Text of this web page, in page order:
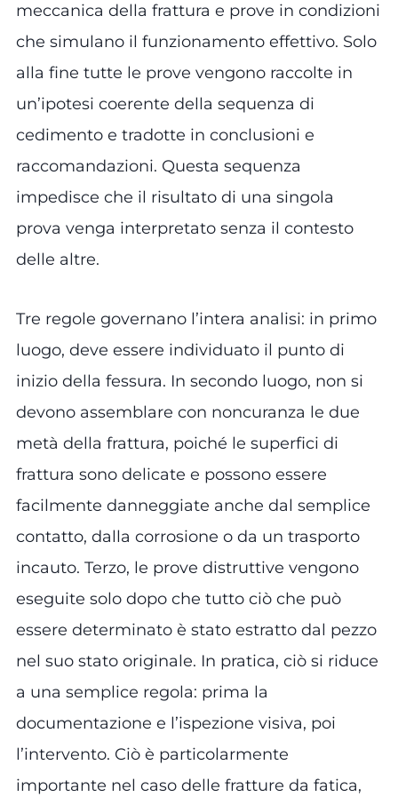
meccanica della frattura e prove in condizioni
che simulano il funzionamento effettivo. Solo
alla fine tutte le prove vengono raccolte in
un’ipotesi coerente della sequenza di
cedimento e tradotte in conclusioni e
raccomandazioni. Questa sequenza
impedisce che il risultato di una singola
prova venga interpretato senza il contesto
delle altre.
Tre regole governano l’intera analisi: in primo
luogo, deve essere individuato il punto di
inizio della fessura. In secondo luogo, non si
devono assemblare con noncuranza le due
metà della frattura, poiché le superfici di
frattura sono delicate e possono essere
facilmente danneggiate anche dal semplice
contatto, dalla corrosione o da un trasporto
incauto. Terzo, le prove distruttive vengono
eseguite solo dopo che tutto ciò che può
essere determinato è stato estratto dal pezzo
nel suo stato originale. In pratica, ciò si riduce
a una semplice regola: prima la
documentazione e l’ispezione visiva, poi
l’intervento. Ciò è particolarmente
importante nel caso delle fratture da fatica,